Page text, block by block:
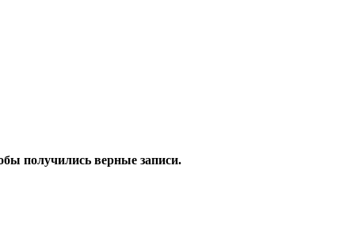
получились верные записи.